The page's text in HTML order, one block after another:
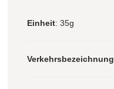
Einheit: 35g
Verkehrsbezeichnung